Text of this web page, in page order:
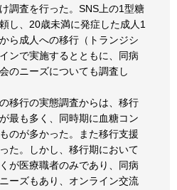
調査を行った。SNS上の1型糖
し、20歳未満に発症した成人1
ら成人への移行（トランジシ
ンで実施するとともに、同病
のニーズについても調査し
移行の実態調査からは、移行
最も多く、同時期に血糖コン
のが多かった。また移行支援
た。しかし、移行期において
が医療職者のみであり、同病
ーズもあり、オンライン交流